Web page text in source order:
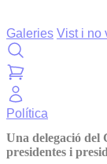
Galeries Vist i no
Política
Una delegació del
presidentes i